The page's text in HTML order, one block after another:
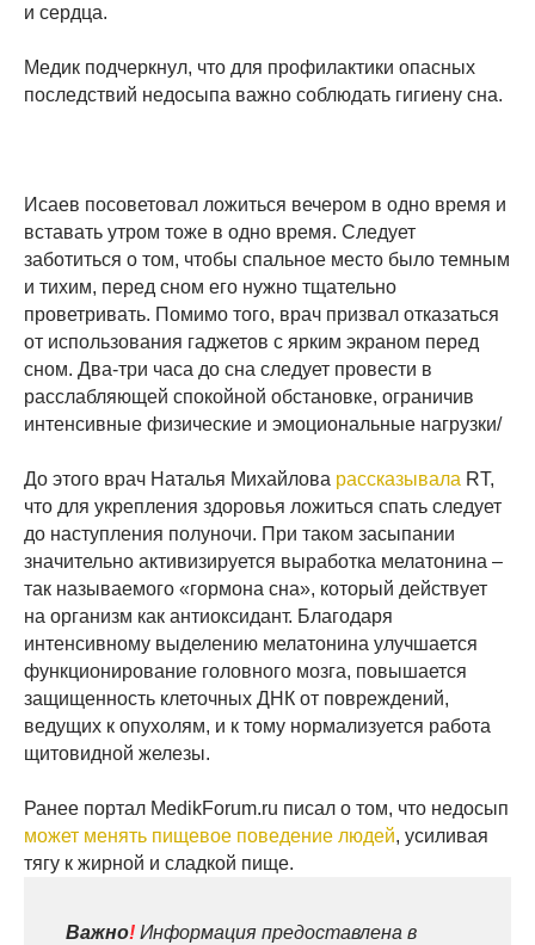
и сердца.
Медик подчеркнул, что для профилактики опасных
последствий недосыпа важно соблюдать гигиену сна.
Исаев посоветовал ложиться вечером в одно время и
вставать утром тоже в одно время. Следует
заботиться о том, чтобы спальное место было темным
и тихим, перед сном его нужно тщательно
проветривать. Помимо того, врач призвал отказаться
от использования гаджетов с ярким экраном перед
сном. Два-три часа до сна следует провести в
расслабляющей спокойной обстановке, ограничив
интенсивные физические и эмоциональные нагрузки/
До этого врач Наталья Михайлова рассказывала RT,
что для укрепления здоровья ложиться спать следует
до наступления полуночи. При таком засыпании
значительно активизируется выработка мелатонина –
так называемого «гормона сна», который действует
на организм как антиоксидант. Благодаря
интенсивному выделению мелатонина улучшается
функционирование головного мозга, повышается
защищенность клеточных ДНК от повреждений,
ведущих к опухолям, и к тому нормализуется работа
щитовидной железы.
Ранее портал MedikForum.ru писал о том, что недосып
может менять пищевое поведение людей, усиливая
тягу к жирной и сладкой пище.
Важно! Информация предоставлена в